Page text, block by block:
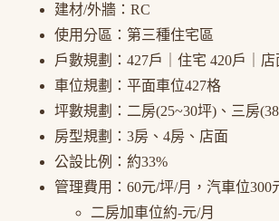
建材/外牆：RC
使用分區：第三種住宅區
戶數規劃：427戶｜住宅 420戶｜店
車位規劃：平面車位427格
坪數規劃：二房(25~30坪)、三房
房型規劃：3房、4房、店面
公設比例：約33%
管理費用：60元/坪/月，汽車位300
二房加車位約-元/月